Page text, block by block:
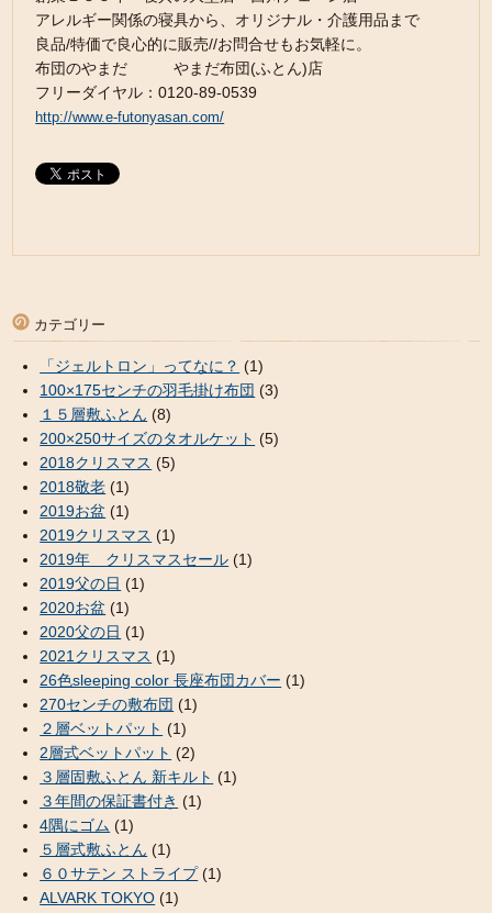
アレルギー関係の寝具から、オリジナル・介護用品まで
良品/特価で良心的に販売//お問合せもお気軽に。
布団のやまだ やまだ布団(ふとん)店
フリーダイヤル：0120-89-0539
http://www.e-futonyasan.com/
カテゴリー
「ジェルトロン」ってなに？ (1)
100×175センチの羽毛掛け布団 (3)
１５層敷ふとん (8)
200×250サイズのタオルケット (5)
2018クリスマス (5)
2018敬老 (1)
2019お盆 (1)
2019クリスマス (1)
2019年 クリスマスセール (1)
2019父の日 (1)
2020お盆 (1)
2020父の日 (1)
2021クリスマス (1)
26色sleeping color 長座布団カバー (1)
270センチの敷布団 (1)
２層ベットパット (1)
2層式ベットパット (2)
３層固敷ふとん 新キルト (1)
３年間の保証書付き (1)
4隅にゴム (1)
５層式敷ふとん (1)
６０サテン ストライプ(1)
ALVARK TOKYO (1)